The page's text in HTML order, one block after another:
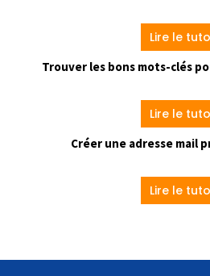
Lire le tuto
Trouver les bons mots-clés
Lire le tuto
Créer une adresse mail
Lire le tuto